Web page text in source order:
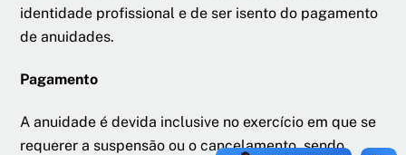
identidade profissional e de ser isento do pagamento
de anuidades.
Pagamento
A anuidade é devida inclusive no exercício em que se
requerer a suspensão ou o cancelamento, sendo